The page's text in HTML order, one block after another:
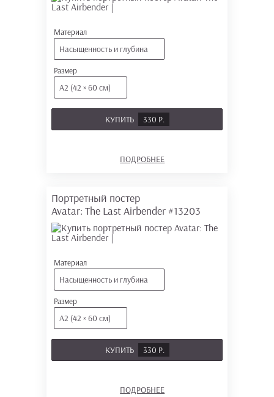
Материал
Насыщенность и глубина
Размер
А2 (42 × 60 см)
КУПИТЬ 330 Р.
ПОДРОБНЕЕ
Портретный постер
Avatar: The Last Airbender #13203
Материал
Насыщенность и глубина
Размер
А2 (42 × 60 см)
КУПИТЬ 330 Р.
ПОДРОБНЕЕ